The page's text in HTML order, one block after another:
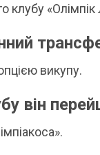
клубу «Олімпік
викупу.
він